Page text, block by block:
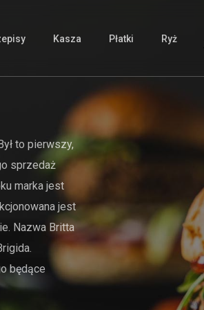
Kasza Płatki Ryż
to pierwszy,
sprzedaż
marka jest
jest
Nazwa Britta
będące